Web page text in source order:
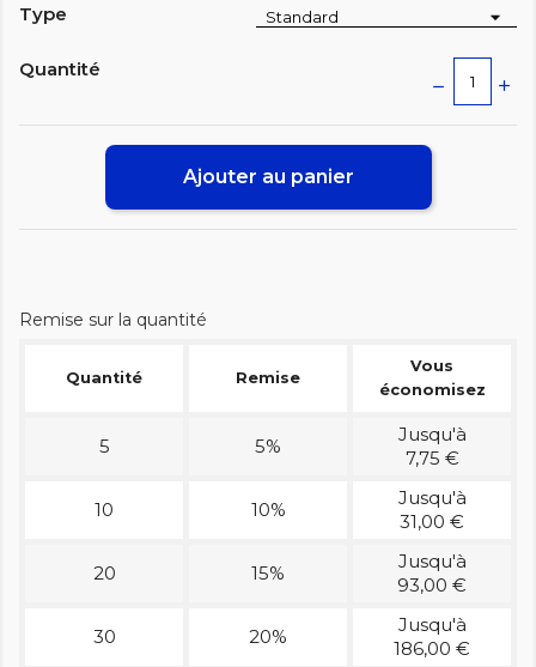
Type
Quantité
Ajouter au panier
Remise sur la quantité
Quantité Remise
Vous
économisez
5 5%
Jusqu'à
7,75 €
10 10%
Jusqu'à
31,00 €
20 15%
Jusqu'à
93,00 €
30 20%
Jusqu'à
186,00 €